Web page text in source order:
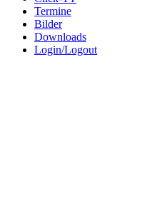
Termine
Bilder
Downloads
Login/Logout